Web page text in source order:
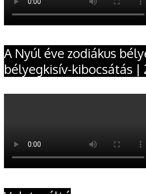
A Nyúl éve zodiákus
bélyegkisív-kibocsátás |